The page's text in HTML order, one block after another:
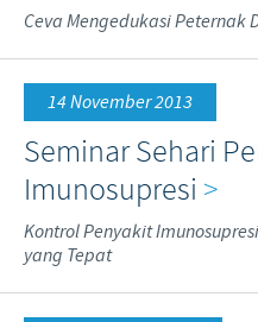
Ceva Mengedukasi Peternak
14 November 2013
Seminar Sehari
Imunosupresi >
Kontrol Penyakit
yang Tepat